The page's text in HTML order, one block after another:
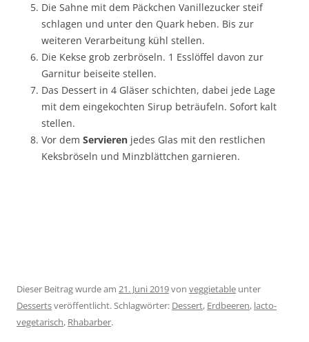
Die Sahne mit dem Päckchen Vanillezucker steif
schlagen und unter den Quark heben. Bis zur
weiteren Verarbeitung kühl stellen.
Die Kekse grob zerbröseln. 1 Esslöffel davon zur
Garnitur beiseite stellen.
Das Dessert in 4 Gläser schichten, dabei jede Lage
mit dem eingekochten Sirup beträufeln. Sofort kalt
stellen.
Vor dem Servieren jedes Glas mit den restlichen
Keksbröseln und Minzblättchen garnieren.
Dieser Beitrag wurde am 21. Juni 2019von veggietable unter
Dessertsveröffentlicht. Schlagwörter: Dessert, Erdbeeren, lacto-
vegetarisch, Rhabarber.